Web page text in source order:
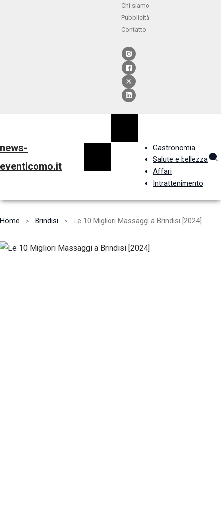
Chi siamo
Pubblicità
Contatto
news-
eventicomo.it
Gastronomia
Salute e bellezza
Affari
Intrattenimento
Home Brindisi Le 10 Migliori Massaggi a Brindisi [2024]